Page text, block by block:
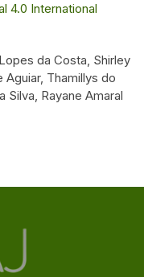
4.0 International
da Costa, Shirley
Thamillys do
Silva, Rayane Amaral